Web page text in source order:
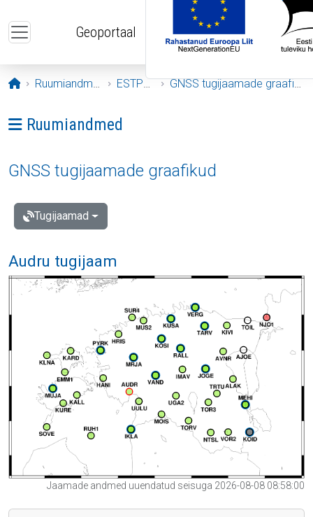
Geoportaal
Avaleht
Ruumiandmed ESTPOS GNSS tugijaamade graafikud
Ava menüü: Ruumiandmed
Ruumiandmed
GNSS tugijaamade graafikud
Tugijaamad
Audru tugijaam
Jaamade andmed uuendatud seisuga 2026-08-08 08:58:00